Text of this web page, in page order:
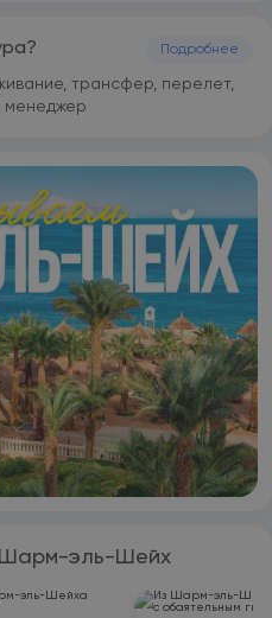
Подробнее
трансфер, перелет,
менеджер
Шарм-эль-Шейх